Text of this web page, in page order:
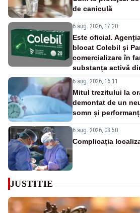
de caniculă
6 aug. 2026, 17:20
Este oficial.
blocat Colebil și
comercializare în
substanța activă
6 aug. 2026, 16:11
Mitul trezitului la
demontat de un
somn și
6 aug. 2026, 08:50
Complicația
JUSTITIE